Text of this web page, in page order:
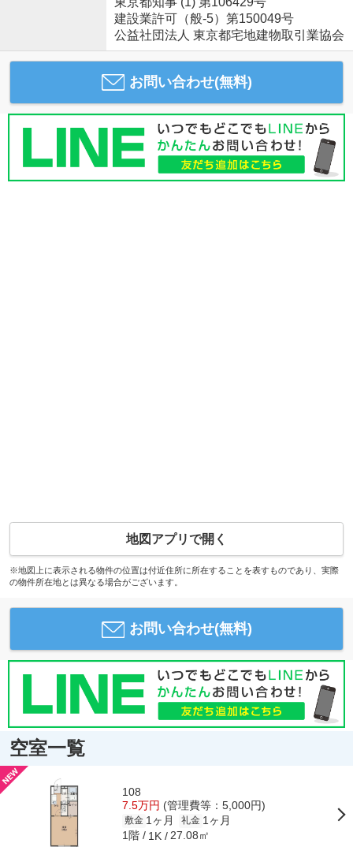
建設業許可（般-5）第150049号
公益社団法人 東京都宅地建物取引業協会
お問い合わせ(無料)
地図アプリで開く
※地図上に表示される物件の位置は付近住所に所在することを表すものであり、実際
の物件所在地とは異なる場合がございます。
お問い合わせ(無料)
空室一覧
108
7.5万円 (管理費等：5,000円)
敷金 1ヶ月 礼金 1ヶ月
1階 1K 27.08㎡